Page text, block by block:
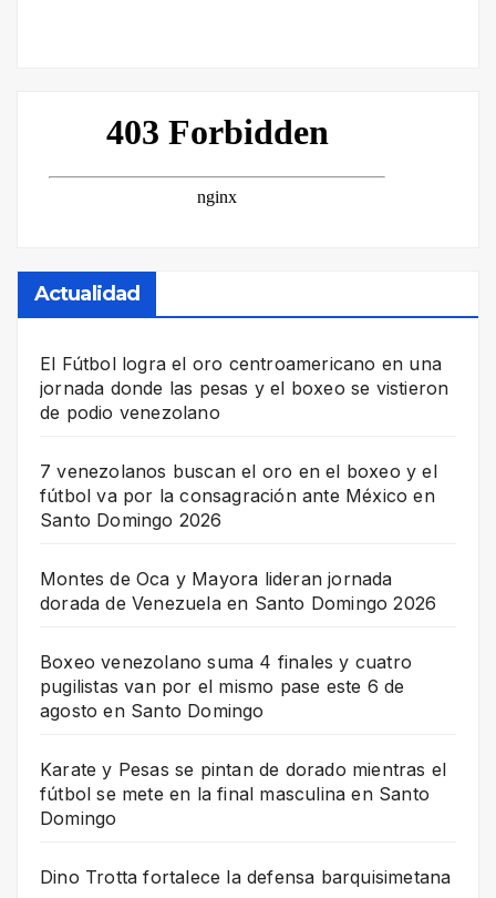
Actualidad
El Fútbol logra el oro centroamericano en una
jornada donde las pesas y el boxeo se vistieron
de podio venezolano
7 venezolanos buscan el oro en el boxeo y el
fútbol va por la consagración ante México en
Santo Domingo 2026
Montes de Oca y Mayora lideran jornada
dorada de Venezuela en Santo Domingo 2026
Boxeo venezolano suma 4 finales y cuatro
pugilistas van por el mismo pase este 6 de
agosto en Santo Domingo
Karate y Pesas se pintan de dorado mientras el
fútbol se mete en la final masculina en Santo
Domingo
Dino Trotta fortalece la defensa barquisimetana